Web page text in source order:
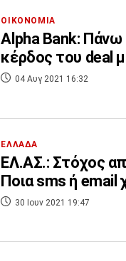
ΟΙΚΟΝΟΜΙΑ
Alpha Bank:
κέρδος του deal
04 Αυγ 2021 16:32
ΕΛΛΑΔΑ
ΕΛ.ΑΣ.: Στόχος
Ποια sms ή email
30 Ιουν 2021 19:47